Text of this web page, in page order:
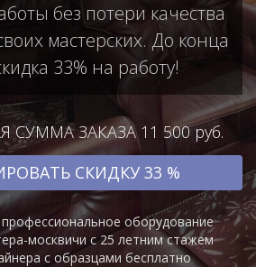
без потери качества
мастерских. До конца
33% на работу!
ЗАКАЗА 11 500 руб.
СКИДКУ 33 %
оборудование
москвичи с 25 летним стажем
с образцами бесплатно